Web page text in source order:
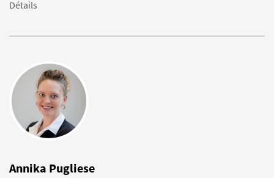
Détails
Annika Pugliese